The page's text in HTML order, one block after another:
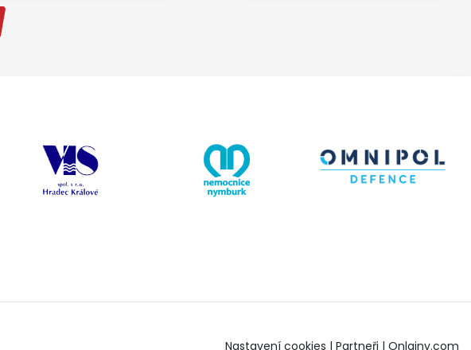
Nastavení cookies | Partneři | Onlajny.com